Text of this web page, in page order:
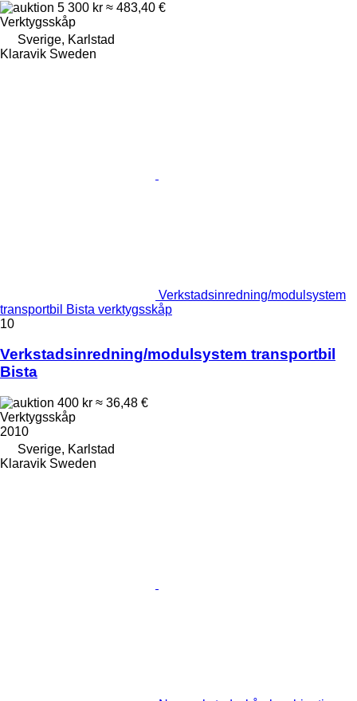
5 300 kr ≈ 483,40 €
Verktygsskåp
Sverige, Karlstad
Klaravik Sweden
Verkstadsinredning/modulsystem
transportbil Bista verktygsskåp
10
Verkstadsinredning/modulsystem transportbil
Bista
400 kr ≈ 36,48 €
Verktygsskåp
2010
Sverige, Karlstad
Klaravik Sweden